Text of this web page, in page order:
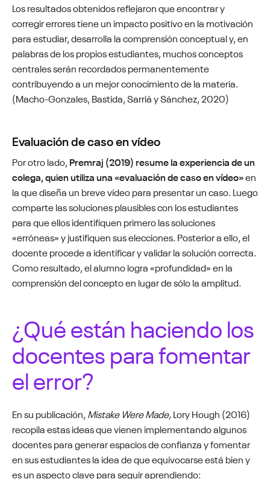
Los resultados obtenidos reflejaron que encontrar y
corregir errores tiene un impacto positivo en la motivación
para estudiar, desarrolla la comprensión conceptual y, en
palabras de los propios estudiantes, muchos conceptos
centrales serán recordados permanentemente
contribuyendo a un mejor conocimiento de la materia.
(Macho-Gonzales, Bastida, Sarriá y Sánchez, 2020)
Evaluación de caso en vídeo
Por otro lado, Premraj (2019) resume la experiencia de un
colega, quien utiliza una «evaluación de caso en vídeo»en
la que diseña un breve vídeo para presentar un caso. Luego
comparte las soluciones plausibles con los estudiantes
para que ellos identifiquen primero las soluciones
«erróneas» y justifiquen sus elecciones. Posterior a ello, el
docente procede a identificar y validar la solución correcta.
Como resultado, el alumno logra «profundidad» en la
comprensión del concepto en lugar de sólo la amplitud.
¿Qué están haciendo los
docentes para fomentar
el error?
En su publicación, Mistake Were Made,Lory Hough (2016)
recopila estas ideas que vienen implementando algunos
docentes para generar espacios de confianza y fomentar
en sus estudiantes la idea de que equivocarse está bien y
es un aspecto clave para seguir aprendiendo: